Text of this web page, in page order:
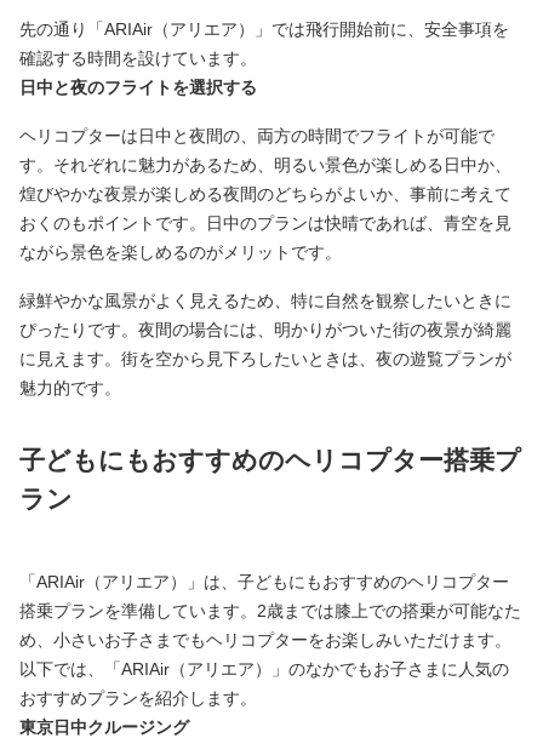
先の通り「ARIAir（アリエア）」では飛行開始前に、安全事項を
確認する時間を設けています。
日中と夜のフライトを選択する
ヘリコプターは日中と夜間の、両方の時間でフライトが可能で
す。それぞれに魅力があるため、明るい景色が楽しめる日中か、
煌びやかな夜景が楽しめる夜間のどちらがよいか、事前に考えて
おくのもポイントです。日中のプランは快晴であれば、青空を見
ながら景色を楽しめるのがメリットです。
緑鮮やかな風景がよく見えるため、特に自然を観察したいときに
ぴったりです。夜間の場合には、明かりがついた街の夜景が綺麗
に見えます。街を空から見下ろしたいときは、夜の遊覧プランが
魅力的です。
子どもにもおすすめのヘリコプター搭乗プ
ラン
「ARIAir（アリエア）」は、子どもにもおすすめのヘリコプター
搭乗プランを準備しています。2歳までは膝上での搭乗が可能なた
め、小さいお子さまでもヘリコプターをお楽しみいただけます。
以下では、「ARIAir（アリエア）」のなかでもお子さまに人気の
おすすめプランを紹介します。
東京日中クルージング